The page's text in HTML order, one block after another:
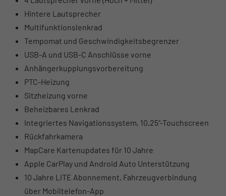
Hintere Lautsprecher
Multifunktionslenkrad
Tempomat und Geschwindigkeitsbegrenzer
USB-A und USB-C Anschlüsse vorne
Anhängerkupplungsvorbereitung
PTC-Heizung
Sitzheizung vorne
Beheizbares Lenkrad
Integriertes Navigationssystem, 10,25“-Touchscreen
Rückfahrkamera
MapCare Kartenupdates für 10 Jahre
Apple CarPlay und Android Auto Unterstützung
10 Jahre LITE Abonnement, Fahrzeugverbindung
über Mobiltelefon-App